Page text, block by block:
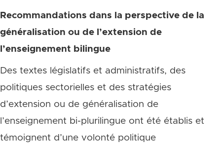
Recommandations dans la perspective de la
généralisation ou de l’extension de
l’enseignement bilingue
Des textes législatifs et administratifs, des
politiques sectorielles et des stratégies
d’extension ou de généralisation de
l’enseignement bi-plurilingue ont été établis et
témoignent d’une volonté politique